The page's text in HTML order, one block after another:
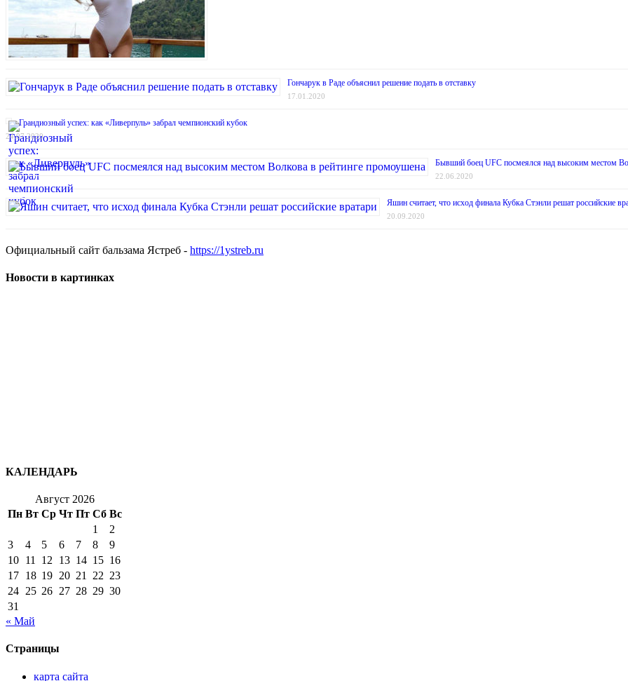
Гончарук в Раде объяснил решение подать в отставку
17.01.2020
Грандиозный успех: как «Ливерпуль» забрал чемпионский кубок
24.07.2020
Бывший боец UFC посмеялся над высоким местом
22.06.2020
Яшин считает, что исход финала Кубка Стэнли решат российские
20.09.2020
Официальный сайт бальзама Ястреб - https://1ystreb.ru
Новости в картинках
КАЛЕНДАРЬ
Август 2026
Пн Вт Ср Чт Пт Сб Вс
1
2
3
4 5 6 7 8
9
10 11 12 13 14 15 16
17 18 19 20 21 22 23
24 25 26 27 28 29 30
31
« Май
Страницы
карта сайта